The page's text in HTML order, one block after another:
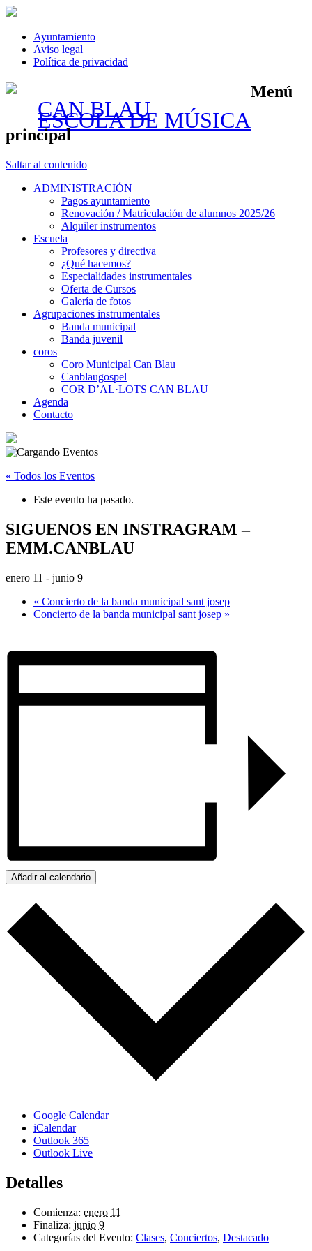
Ayuntamiento
Aviso legal
Política de privacidad
CAN BLAU
ESCOLA DE MÚSICA
Menú
principal
Saltar al contenido
ADMINISTRACIÓN
Pagos ayuntamiento
Renovación / Matriculación de alumnos 2025/26
Alquiler instrumentos
Escuela
Profesores y directiva
¿Qué hacemos?
Especialidades instrumentales
Oferta de Cursos
Galería de fotos
Agrupaciones instrumentales
Banda municipal
Banda juvenil
coros
Coro Municipal Can Blau
Canblaugospel
COR D’AL·LOTS CAN BLAU
Agenda
Contacto
« Todos los Eventos
Este evento ha pasado.
SIGUENOS EN INSTRAGRAM –
EMM.CANBLAU
enero 11 - junio 9
« Concierto de la banda municipal sant josep
Concierto de la banda municipal sant josep »
Añadir al calendario
Google Calendar
iCalendar
Outlook 365
Outlook Live
Detalles
Comienza: enero 11
Finaliza: junio 9
Categorías del Evento: Clases, Conciertos, Destacado